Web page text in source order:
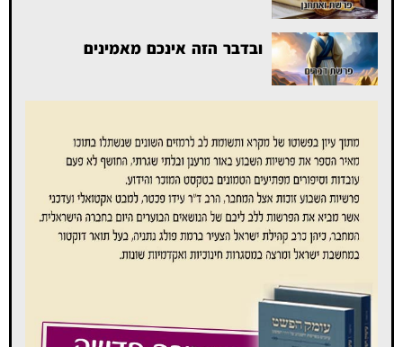
ובדבר הזה אינכם מאמינים